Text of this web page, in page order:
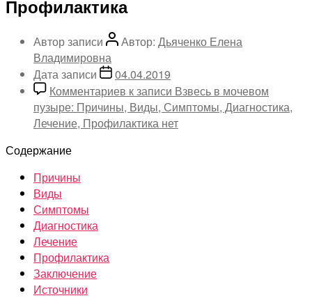
Профилактика
Автор записи Автор: Дьяченко Елена
Владимировна
Дата записи
04.04.2019
Комментариев к записи Взвесь в мочевом
пузыре: Причины, Виды, Симптомы, Диагностика,
Лечение, Профилактика нет
Содержание
Причины
Виды
Симптомы
Диагностика
Лечение
Профилактика
Заключение
Источники